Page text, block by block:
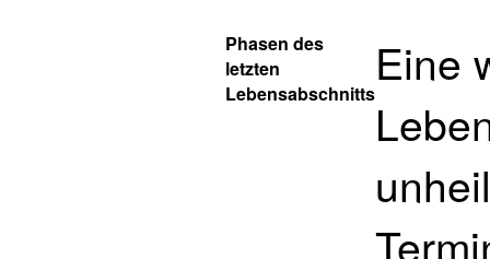
Phasen des
letzten
Lebensabschnitts
Eine